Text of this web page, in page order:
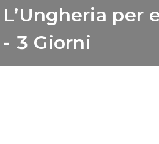
L’Ungheria per
- 3 Giorni